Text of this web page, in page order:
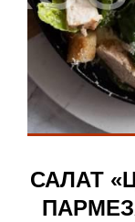
САЛАТ